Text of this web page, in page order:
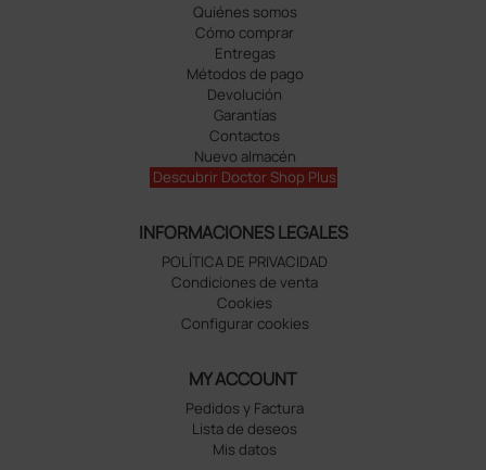
Quiénes somos
Cómo comprar
Entregas
Métodos de pago
Devolución
Garantías
Contactos
Nuevo almacén
Descubrir Doctor Shop Plus
INFORMACIONES LEGALES
POLÍTICA DE PRIVACIDAD
Condiciones de venta
Cookies
Configurar cookies
MY ACCOUNT
Pedidos y Factura
Lista de deseos
Mis datos